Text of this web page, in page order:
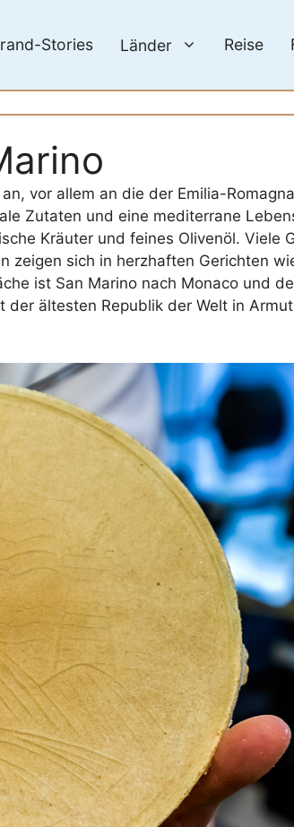
Stories Länder Reise
vor allem an die der Emilia-
Zutaten und eine mediterrane
Kräuter und feines Olivenöl. Viele
zeigen sich in herzhaften Gerichten
ist San Marino nach Monaco und
ältesten Republik der Welt in